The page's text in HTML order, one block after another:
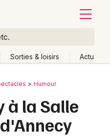
Sorties & loisirs Actu
Humour
à la Salle
de lieu
Effacer les dates